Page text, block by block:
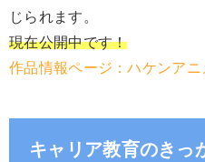
じられます。
現在公開中です！
作品情報ページ：ハケンアニ
キャリア教育のきっ